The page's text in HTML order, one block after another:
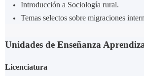
Introducción a Sociología rural.
Temas selectos sobre migraciones
Unidades de Enseñanza
Licenciatura